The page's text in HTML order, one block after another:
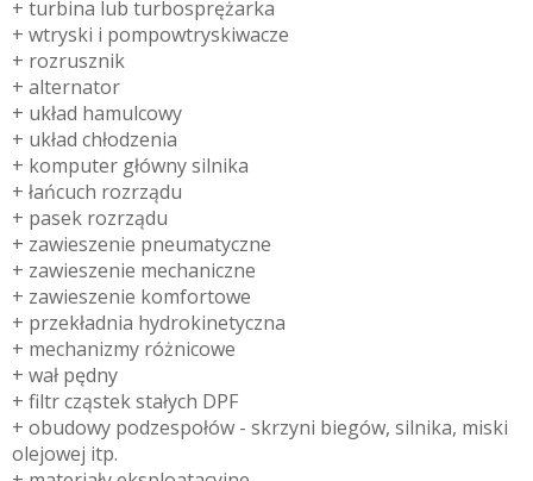
+ turbina lub turbosprężarka
+ wtryski i pompowtryskiwacze
+ rozrusznik
+ alternator
+ układ hamulcowy
+ układ chłodzenia
+ komputer główny silnika
+ łańcuch rozrządu
+ pasek rozrządu
+ zawieszenie pneumatyczne
+ zawieszenie mechaniczne
+ zawieszenie komfortowe
+ przekładnia hydrokinetyczna
+ mechanizmy różnicowe
+ wał pędny
+ filtr cząstek stałych DPF
+ obudowy podzespołów - skrzyni biegów, silnika, miski
olejowej itp.